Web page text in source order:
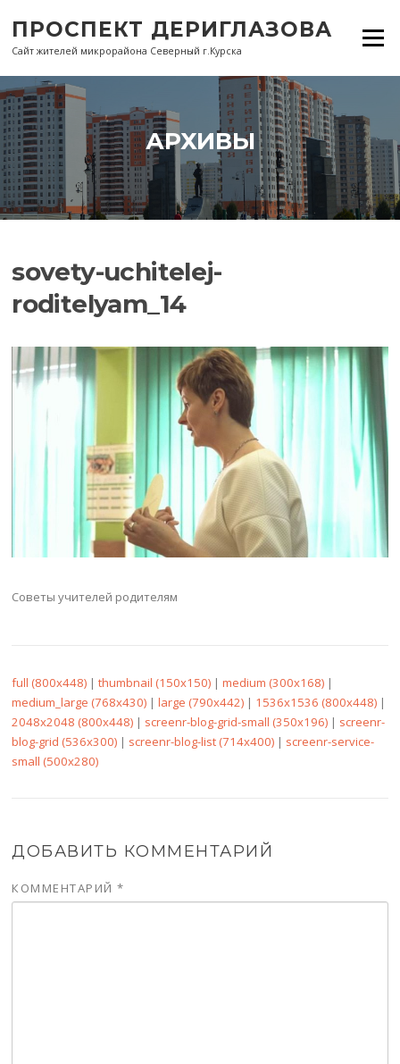
содержанию
ПРОСПЕКТ ДЕРИГЛАЗОВА
Сайт жителей микрорайона Северный г.Курска
Меню
АРХИВЫ
sovety-uchitelej-
roditelyam_14
Советы учителей родителям
full (800x448) |thumbnail (150x150) |medium (300x168) |
medium_large (768x430) |large (790x442) | 1536x1536 (800x448) |
2048x2048 (800x448) | screenr-blog-grid-small (350x196) | screenr-
blog-grid (536x300) | screenr-blog-list (714x400) | screenr-service-
small (500x280)
ДОБАВИТЬ КОММЕНТАРИЙ
КОММЕНТАРИЙ*